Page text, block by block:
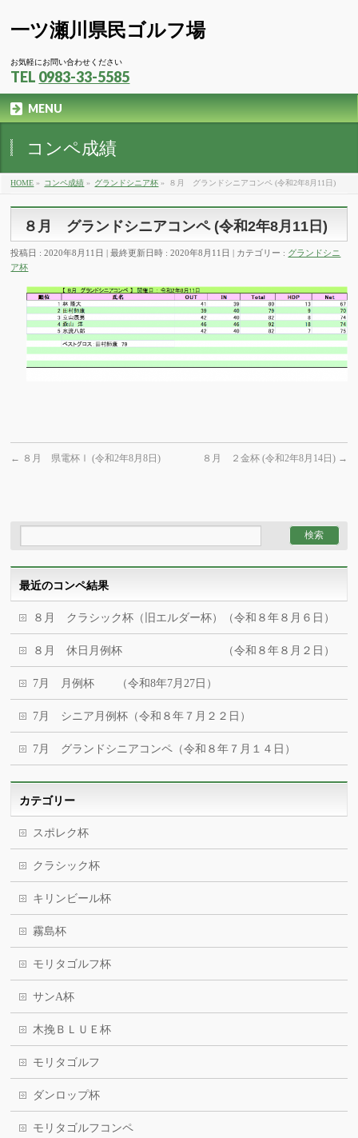
一ツ瀬川県民ゴルフ場
お気軽にお問い合わせください
TEL 0983-33-5585
MENU
コンペ成績
HOME » コンペ成績 » グランドシニア杯 » ８月 グランドシニアコンペ (令和2年8月11日)
８月 グランドシニアコンペ (令和2年8月11日)
投稿日 : 2020年8月11日 最終更新日時 : 2020年8月11日 カテゴリー : グランドシニ
ア杯
← ８月 県電杯Ⅰ (令和2年8月8日) ８月 ２金杯 (令和2年8月14日) →
最近のコンペ結果
８月 クラシック杯（旧エルダー杯）（令和８年８月６日）
８月 休日月例杯 （令和８年８月２日）
7月 月例杯 （令和8年7月27日）
7月 シニア月例杯（令和８年７月２２日）
7月 グランドシニアコンペ（令和８年７月１４日）
カテゴリー
スポレク杯
クラシック杯
キリンビール杯
霧島杯
モリタゴルフ杯
サンA杯
木挽ＢＬＵＥ杯
モリタゴルフ
ダンロップ杯
モリタゴルフコンペ